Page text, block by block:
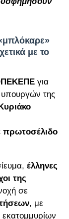
με το
για
της
πρωτοσέλιδο
έλληνες
της
σε
, με